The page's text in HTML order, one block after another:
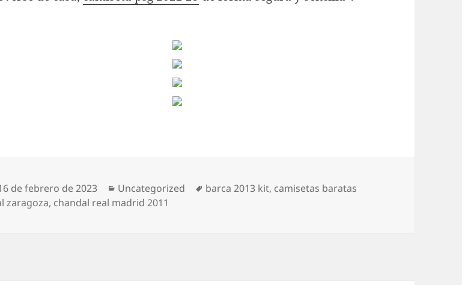
de febrero de 2023 Categorías
Uncategorized Etiquetas
barca 2013 kit, camisetas baratas
zaragoza, chandal real madrid 2011